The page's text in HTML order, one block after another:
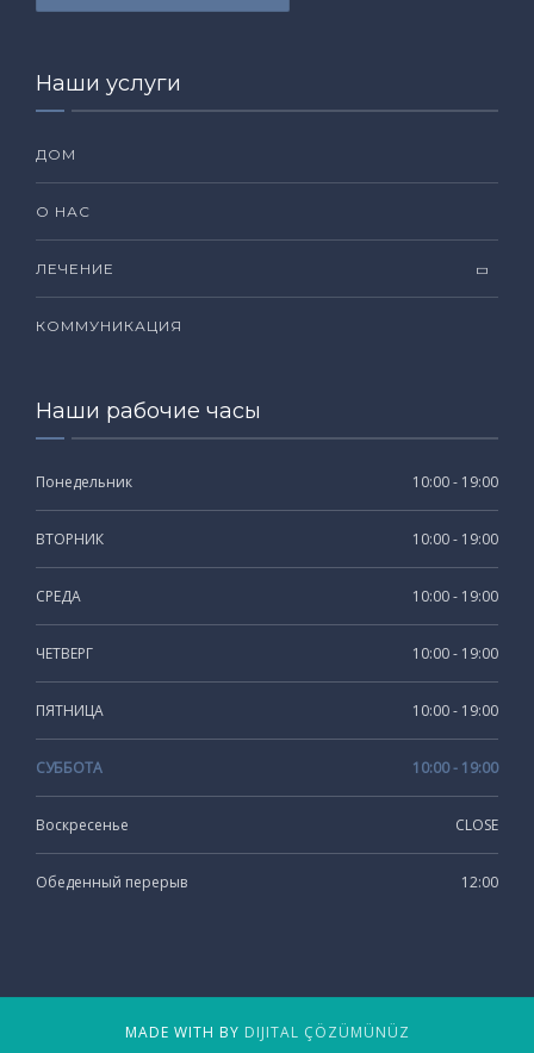
Наши услуги
ДОМ
О НАС
ЛЕЧЕНИЕ
КОММУНИКАЦИЯ
Наши рабочие часы
Понедельник 10:00 - 19:00
ВТОРНИК 10:00 - 19:00
СРЕДА 10:00 - 19:00
ЧЕТВЕРГ 10:00 - 19:00
ПЯТНИЦА 10:00 - 19:00
СУББОТА 10:00 - 19:00
Воскресенье CLOSE
Обеденный перерыв 12:00
MADE WITH BY DIJITAL ÇÖZÜMÜNÜZ